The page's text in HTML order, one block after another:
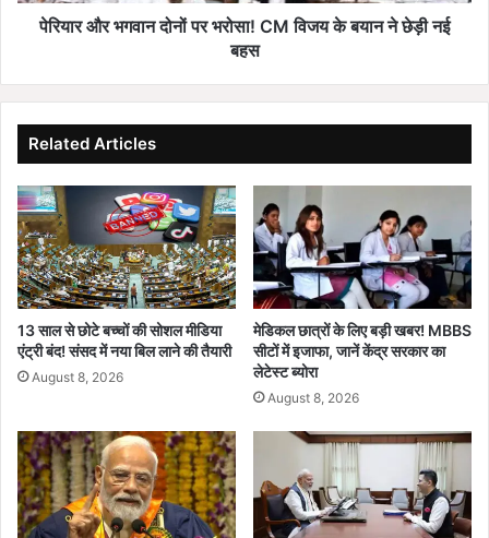
ब
द
ल
;
जा
नें
न
शा
मि
ल
रो
सा
!
C
M
वि
ज
य
के
ब
ने
छे
ड़ी
न
ई
पेरियार और भगवान दोनों पर भरोसा! CM विजय के बयान ने छेड़ी नई
बहस
Related Articles
13 साल से छोटे बच्चों की सोशल मीडिया
एंट्री बंद! संसद में नया बिल लाने की तैयारी
August 8, 2026
मेडिकल छात्रों के लिए बड़ी खबर! MBBS
सीटों में इजाफा, जानें केंद्र सरकार का
लेटेस्ट ब्योरा
August 8, 2026